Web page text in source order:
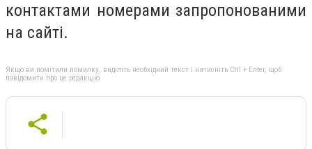
контактами номерами запропонованими
на сайті.
Якщо ви помітили помилку, виділіть необхідний текст і натисніть Ctrl + Enter, щоб
повідомити про це редакцію